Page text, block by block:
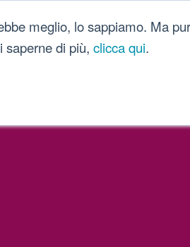
meglio, lo sappiamo. Ma
saperne di più, clicca qui.